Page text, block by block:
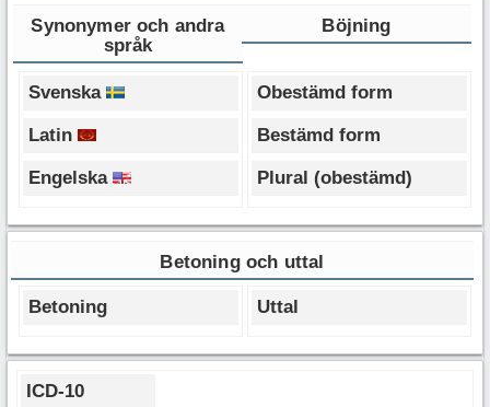
Synonymer och andra
språk
Böjning
Svenska
Latin
Engelska
Obestämd form
Bestämd form
Plural (obestämd)
Betoning och uttal
Betoning Uttal
ICD-10